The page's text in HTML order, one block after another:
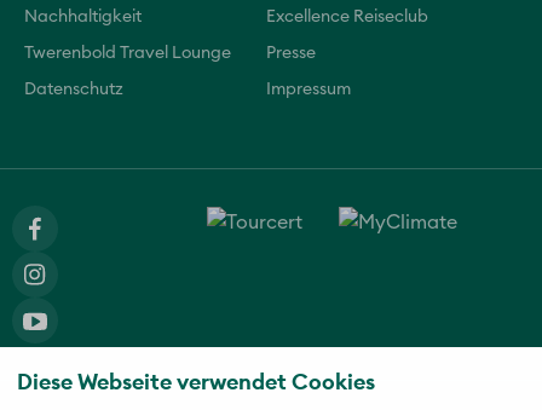
Diese Webseite verwendet Cookies
Nachhaltigkeit Excellence Reiseclub
Twerenbold Travel Lounge Presse
Datenschutz Impressum